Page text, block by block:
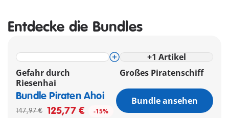
Entdecke die Bundles
Gefahr durch
Riesenhai
+1 Artikel
Großes Piratenschiff
Bundle Piraten Ahoi
147,97 € 125,77 € -15%
Bundle ansehen